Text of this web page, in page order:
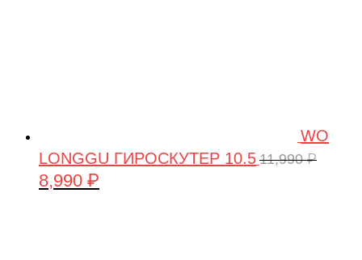
WO
LONGGU ГИРОСКУТЕР 10.5 11,990₽
Первоначальная
8,990 ₽